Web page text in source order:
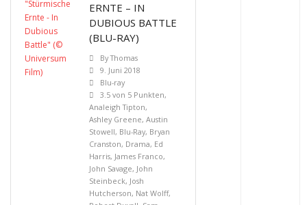
ERNTE – IN
DUBIOUS BATTLE
(BLU-RAY)
ByThomas
9. Juni 2018
Blu-ray
3.5 von 5 Punkten,
Analeigh Tipton,
Ashley Greene, Austin
Stowell, Blu-Ray, Bryan
Cranston, Drama, Ed
Harris, James Franco,
John Savage, John
Steinbeck, Josh
Hutcherson, Nat Wolff,